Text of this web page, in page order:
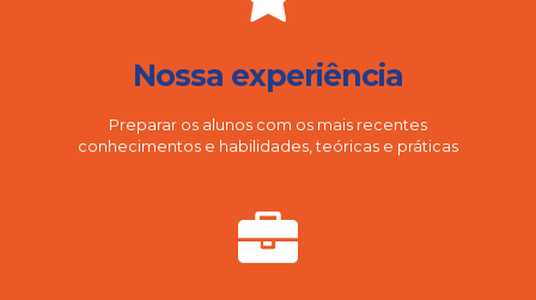
Nossa experiência
Preparar os alunos com os mais recentes
conhecimentos e habilidades, teóricas e práticas